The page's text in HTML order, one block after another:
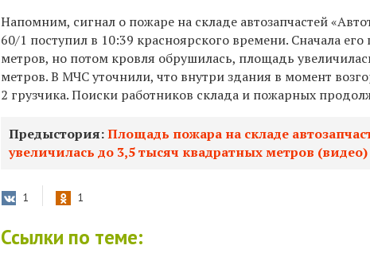
Напомним, сигнал о пожаре на складе автозапчастей
60/1 поступил в 10:39 красноярского времени. Сначала
метров, но потом кровля обрушилась, площадь
метров. В МЧС уточнили, что внутри здания в момент
2 грузчика. Поиски работников склада и пожарных
Предыстория:Площадь пожара на складе
увеличилась до 3,5 тысяч квадратных метров (видео)
1 1
Ссылки по теме: